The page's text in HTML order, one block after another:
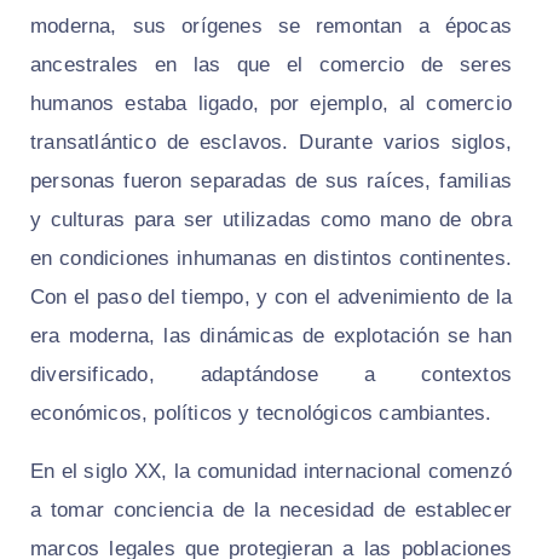
moderna, sus orígenes se remontan a épocas
ancestrales en las que el comercio de seres
humanos estaba ligado, por ejemplo, al comercio
transatlántico de esclavos. Durante varios siglos,
personas fueron separadas de sus raíces, familias
y culturas para ser utilizadas como mano de obra
en condiciones inhumanas en distintos continentes.
Con el paso del tiempo, y con el advenimiento de la
era moderna, las dinámicas de explotación se han
diversificado, adaptándose a contextos
económicos, políticos y tecnológicos cambiantes.
En el siglo XX, la comunidad internacional comenzó
a tomar conciencia de la necesidad de establecer
marcos legales que protegieran a las poblaciones